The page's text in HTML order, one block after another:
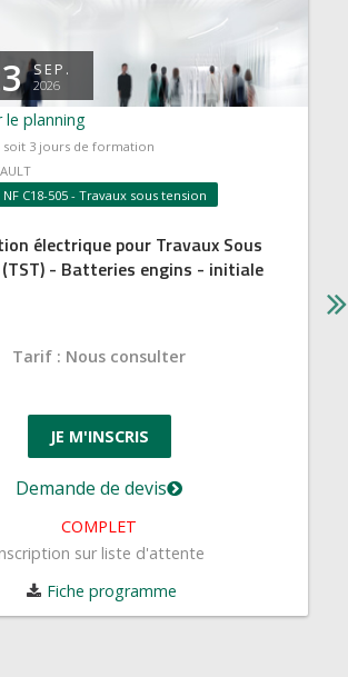
SEP.
2026
le planning
soit 3 jours de formation
C18-505 - Travaux sous tension
électrique pour Travaux Sous
- Batteries engins - initiale
Tarif : Nous consulter
JE M'INSCRIS
Demande de devis
COMPLET
sur liste d'attente
Fiche programme